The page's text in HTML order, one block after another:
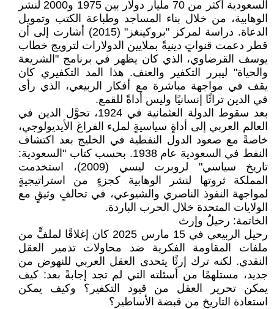
السعودية أكثر من 70 مليار دولار بين 1975 و2000 لنشر
الوهابية، من خلال بناء المساجد وطباعة الكتب وتمويل
الدعاة. دراسة لمركز "بروكينغز" (2015) أشارت إلى أن
قطر دعمت قنواتٍ دينيةً بملايين الدولارات لترويج خطاب
يوسف القرضاوي، الذي كان يظهر في برنامج "الشريعة
والحياة" ليبرر التكفير والعنف. هذا المد التكفيري كان
يقف في مواجهة مباشرة مع أفكار الربيعي، الذي رأى
في الدين تراثًا إنسانيًا وليس أداةً للقمع.
بعد سقوط الدولة العثمانية في 1924، تحوَّل الدين في
العالم العربي إلى أداةٍ سياسيةٍ لملء الفراغ الأيديولوجي،
خاصةً مع صعود الدول النفطية في الخليج بعد اكتشاف
النفط في السعودية عام 1938. بحسب كتاب "السعودية:
تاريخ سياسي" لروبرت ليسي (2009)، استخدمت
المملكة ثروتها لنشر الوهابية كجزءٍ من استراتيجيةٍ
لمواجهة النفوذ الناصري والشيوعي، في تحالفٍ وثيقٍ مع
الولايات المتحدة خلال الحرب الباردة.
الخاتمة: رحيلٌ وإرث
رحيل الربيعي في 15 مارس 2025 كان إغلاقًا لملفٍّ من
ملفات المقاومة الفكرية ضد محاولات تدمير العقل
النقدي. لكنه ترك إرثًا يتحدى العقل العربي للنهوض من
جديد، مستلهمًا من أسئلته التي لم تجد إجابةً بعد: كيف
يمكن تحرير العقل من قيود التكفير؟ وكيف يمكن
استعادة التاريخ من قبضة الأساطير؟